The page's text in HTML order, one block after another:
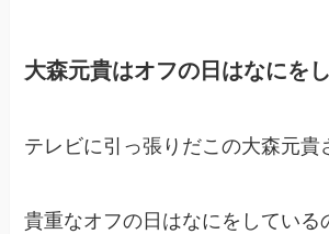
大森元貴はオフの日はなにを
テレビに引っ張りだこの大森元貴
貴重なオフの日はなにをしている